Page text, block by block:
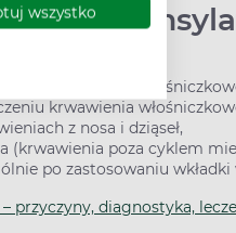
wszystko
krwawienia
krwawienia
z nosa i dziąseł,
(krwawienia poza cyklem
po zastosowaniu
przyczyny, diagnostyka,